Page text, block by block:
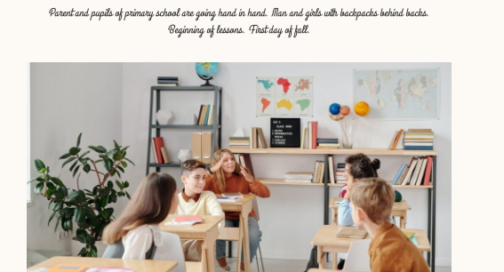
Parent and pupils of primary school are going hand in hand. Man and girls with backpacks behind backs.
Beginning of lessons. First day of fall.